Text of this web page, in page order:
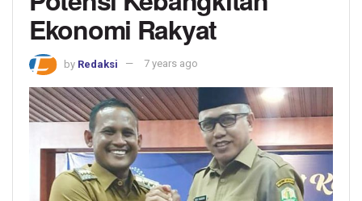
Ekonomi Rakyat
by Redaksi 7 years ago